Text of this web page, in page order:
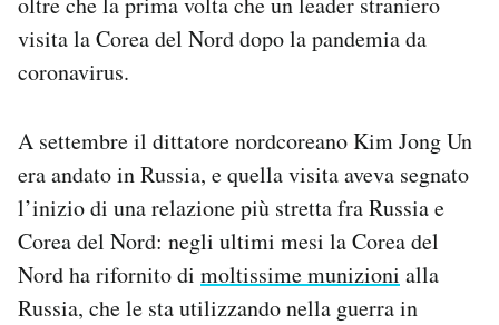
Notifiche mobile
Regala il Post
Hai bisogno di aiuto?
visita la Corea del Nord dopo la pandemia da
coronavirus.
A settembre il dittatore nordcoreano Kim Jong Un
era andato in Russia, e quella visita aveva segnato
l’inizio di una relazione più stretta fra Russia e
Corea del Nord: negli ultimi mesi la Corea del
Nord ha rifornito di moltissime munizioni alla
Russia, che le sta utilizzando nella guerra in